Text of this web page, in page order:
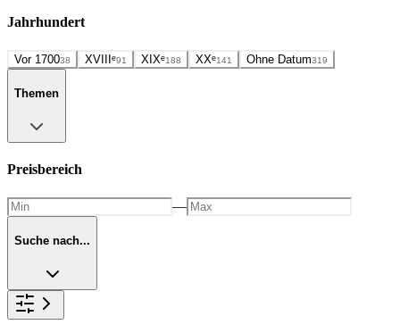
Jahrhundert
Vor 170038 XVIIIᵉ91 XIXᵉ188 XXᵉ141 Ohne Datum319
Themen
Preisbereich
—
Suche nach...